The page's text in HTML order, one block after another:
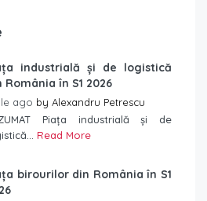
industrială și de logistică
România în S1 2026
ago by Alexandru Petrescu
Piața industrială și de
Read More
birourilor din România în S1